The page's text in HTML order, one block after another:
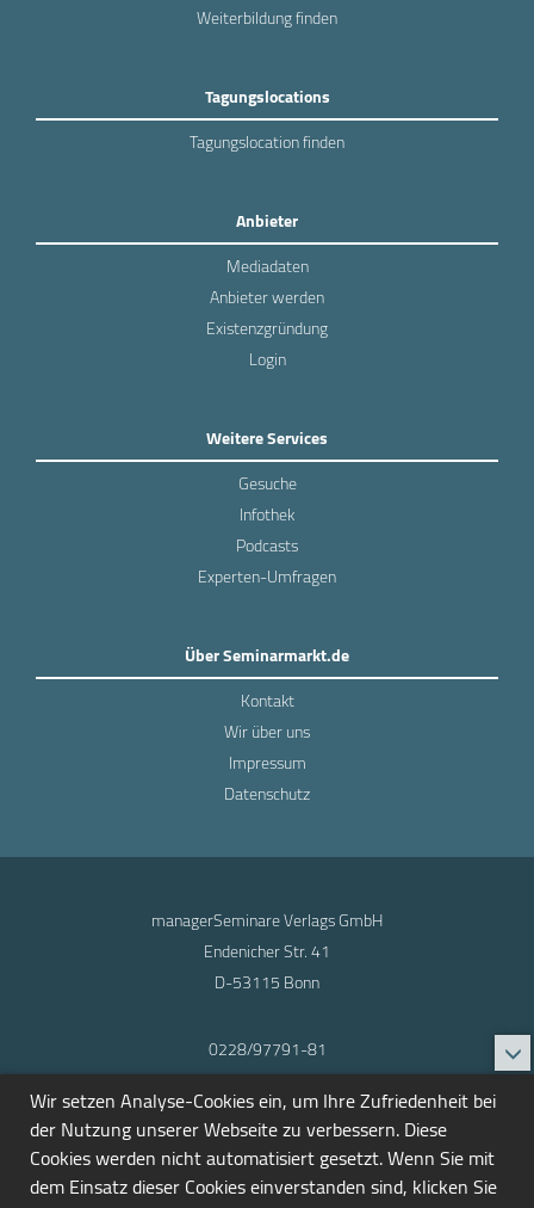
Weiterbildung finden
Tagungslocations
Tagungslocation finden
Anbieter
Mediadaten
Anbieter werden
Existenzgründung
Login
Weitere Services
Gesuche
Infothek
Podcasts
Experten-Umfragen
Über Seminarmarkt.de
Kontakt
Wir über uns
Impressum
Datenschutz
managerSeminare Verlags GmbH
Endenicher Str. 41
D-53115 Bonn
0228/97791-81
info@seminarmarkt.de
© 2001-2026
Wir setzen Analyse-Cookies ein, um Ihre Zufriedenheit bei
der Nutzung unserer Webseite zu verbessern. Diese
Cookies werden nicht automatisiert gesetzt. Wenn Sie mit
dem Einsatz dieser Cookies einverstanden sind, klicken Sie